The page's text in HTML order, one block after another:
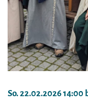
So. 22.02.2026 14:00